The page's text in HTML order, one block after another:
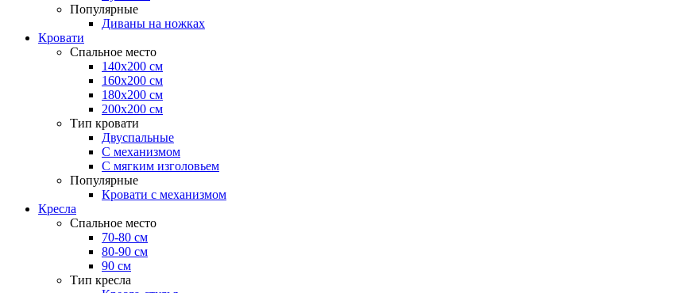
Популярные
Диваны на ножках
Кровати
Спальное место
140х200 см
160х200 см
180х200 см
200х200 см
Тип кровати
Двуспальные
С механизмом
С мягким изголовьем
Популярные
Кровати с механизмом
Кресла
Спальное место
70-80 см
80-90 см
90 см
Тип кресла